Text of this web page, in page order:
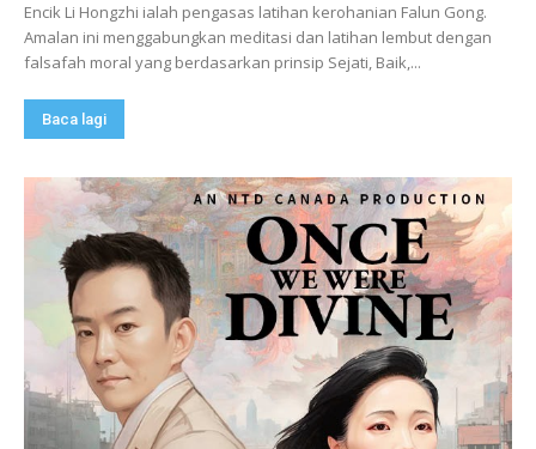
Encik Li Hongzhi ialah pengasas latihan kerohanian Falun Gong.
Amalan ini menggabungkan meditasi dan latihan lembut dengan
falsafah moral yang berdasarkan prinsip Sejati, Baik,...
Baca lagi